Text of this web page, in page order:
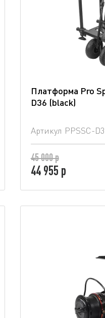
Платформа Pro
D36 (blaсk)
Артикул PPSSC-
45 000 р
44 955 р